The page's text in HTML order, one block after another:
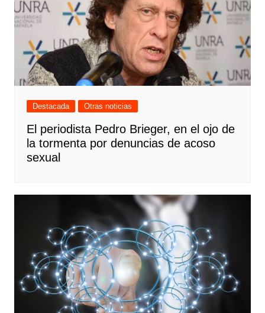
Destacada Otras noticias
El periodista Pedro Brieger, en el ojo de
la tormenta por denuncias de acoso
sexual